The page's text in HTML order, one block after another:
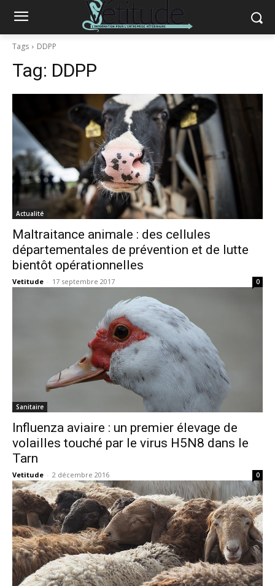
Tags DDPP
Tag: DDPP
Actualité
Maltraitance animale : des cellules
départementales de prévention et de lutte
bientôt opérationnelles
Vetitude - 17 septembre 2017 0
Sanitaire
Influenza aviaire : un premier élevage de
volailles touché par le virus H5N8 dans le
Tarn
Vetitude - 2 décembre 2016 0